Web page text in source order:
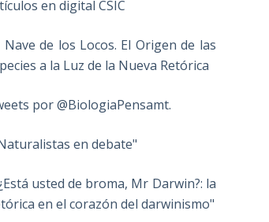
en digital CSIC
Nave de los Locos. El Origen de las
a la Luz de la Nueva Retórica
por @BiologiaPensamt.
en debate"
usted de broma, Mr Darwin?: la
en el corazón del darwinismo"